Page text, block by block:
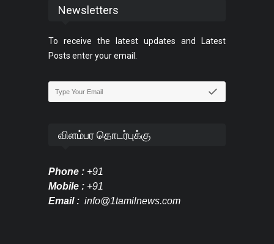
Newsletters
To receive the latest updates and Latest
Posts enter your email.
விளம்பர தொடர்புக்கு
Phone : +91
Mobile : +91
Email : info@1tamilnews.com